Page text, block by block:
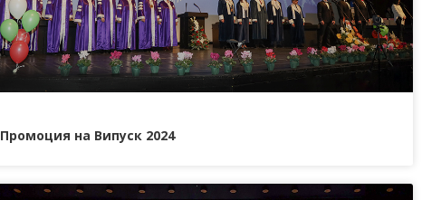
Промоция на Випуск 2024